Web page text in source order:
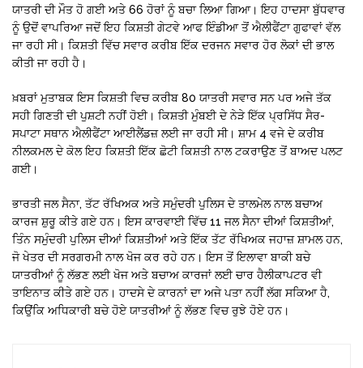
ਯਾਤਰੀ ਦੀ ਮੌਤ ਹੋ ਗਈ ਅਤੇ 66 ਹੋਰਾਂ ਨੂੰ ਬਚਾ ਲਿਆ ਗਿਆ। ਇਹ ਹਾਦਸਾ ਬੁੱਧਵਾਰ
ਨੂੰ ਉਦੋਂ ਵਾਪਰਿਆ ਜਦੋਂ ਇਹ ਕਿਸ਼ਤੀ ਗੇਟਵੇ ਆਫ ਇੰਡੀਆ ਤੋਂ ਐਲੀਫੈਂਟਾ ਗੁਫਾਵਾਂ ਵੱਲ
ਜਾ ਰਹੀ ਸੀ। ਕਿਸ਼ਤੀ ਵਿੱਚ ਸਵਾਰ ਕਰੀਬ ਇੱਕ ਦਰਜਨ ਸਵਾਰ ਹੋਰ ਲੋਕਾਂ ਦੀ ਭਾਲ
ਕੀਤੀ ਜਾ ਰਹੀ ਹੈ।
ਖ਼ਬਰਾਂ ਮੁਤਾਬਕ ਇਸ ਕਿਸ਼ਤੀ ਵਿਚ ਕਰੀਬ 80 ਯਾਤਰੀ ਸਵਾਰ ਸਨ ਪਰ ਅਜੇ ਤੱਕ
ਸਹੀ ਗਿਣਤੀ ਦੀ ਪੁਸ਼ਟੀ ਨਹੀਂ ਹੋਈ। ਕਿਸ਼ਤੀ ਮੁੰਬਈ ਦੇ ਨੇੜੇ ਇੱਕ ਪ੍ਰਸਿੱਧ ਸੈਰ-
ਸਪਾਟਾ ਸਥਾਨ ਐਲੀਫੈਂਟਾ ਆਈਲੈਂਡਜ਼ ਲਈ ਜਾ ਰਹੀ ਸੀ। ਸ਼ਾਮ 4 ਵਜੇ ਦੇ ਕਰੀਬ
ਨੀਲਕਮਲ ਦੇ ਕੋਲ ਇਹ ਕਿਸ਼ਤੀ ਇੱਕ ਛੋਟੀ ਕਿਸ਼ਤੀ ਨਾਲ ਟਕਰਾਉਣ ਤੋਂ ਬਾਅਦ ਪਲਟ
ਗਈ।
ਭਾਰਤੀ ਜਲ ਸੈਨਾ, ਤੱਟ ਰੱਖਿਅਕ ਅਤੇ ਸਮੁੰਦਰੀ ਪੁਲਿਸ ਦੇ ਤਾਲਮੇਲ ਨਾਲ ਬਚਾਅ
ਕਾਰਜ ਸ਼ੁਰੂ ਕੀਤੇ ਗਏ ਹਨ। ਇਸ ਕਾਰਵਾਈ ਵਿੱਚ 11 ਜਲ ਸੈਨਾ ਦੀਆਂ ਕਿਸ਼ਤੀਆਂ,
ਤਿੰਨ ਸਮੁੰਦਰੀ ਪੁਲਿਸ ਦੀਆਂ ਕਿਸ਼ਤੀਆਂ ਅਤੇ ਇੱਕ ਤੱਟ ਰੱਖਿਅਕ ਜਹਾਜ਼ ਸ਼ਾਮਲ ਹਨ,
ਜੋ ਖੇਤਰ ਦੀ ਸਰਗਰਮੀ ਨਾਲ ਖੋਜ ਕਰ ਰਹੇ ਹਨ। ਇਸ ਤੋਂ ਇਲਾਵਾ ਬਾਕੀ ਬਚੇ
ਯਾਤਰੀਆਂ ਨੂੰ ਲੱਭਣ ਲਈ ਖੋਜ ਅਤੇ ਬਚਾਅ ਕਾਰਜਾਂ ਲਈ ਚਾਰ ਹੈਲੀਕਾਪਟਰ ਵੀ
ਤਾਇਨਾਤ ਕੀਤੇ ਗਏ ਹਨ। ਹਾਦਸੇ ਦੇ ਕਾਰਨਾਂ ਦਾ ਅਜੇ ਪਤਾ ਨਹੀਂ ਲੱਗ ਸਕਿਆ ਹੈ,
ਕਿਉਂਕਿ ਅਧਿਕਾਰੀ ਬਚੇ ਹੋਏ ਯਾਤਰੀਆਂ ਨੂੰ ਲੱਭਣ ਵਿਚ ਰੁਝੇ ਹੋਏ ਹਨ।